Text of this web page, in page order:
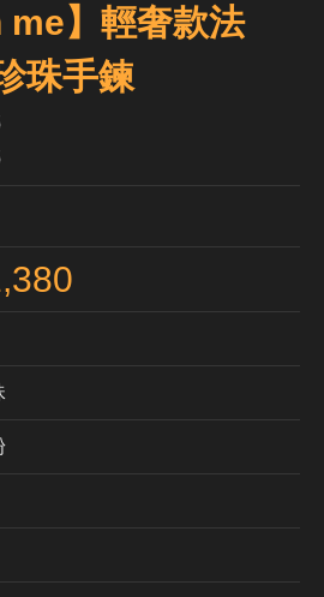
】輕奢款法
珠手鍊